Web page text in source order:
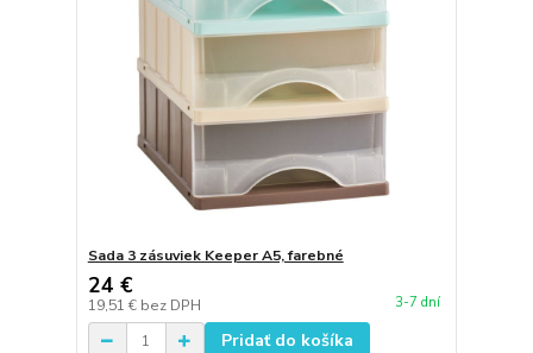
Sada 3 zásuviek Keeper A5, farebné
24 €
19,51 € bez DPH 3-7 dní
Pridať do košíka